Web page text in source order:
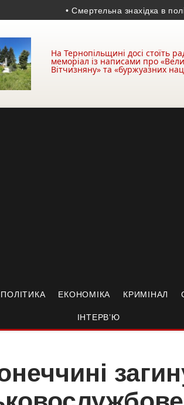
• Смертельна знахідка в полі:
На Тернопільщині досі стоїть
меморіал із написами про
Вітчизняну» та «буржуазних
ПОЛІТИКА ЕКОНОМІКА КРИМІНАЛ
ІНТЕРВ’Ю